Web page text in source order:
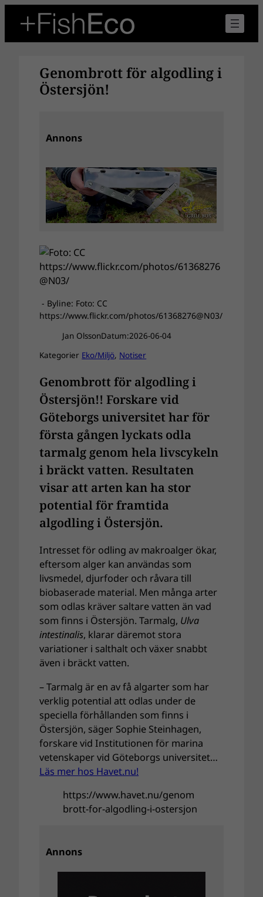
innehåll
Genombrott för algodling i
Östersjön!
Annons
- Byline: Foto: CC
https://www.flickr.com/photos/61368276@N03/
Jan OlssonDatum:2026-06-04
Kategorier Eko/Miljö, Notiser
Genombrott för algodling i
Östersjön!! Forskare vid
Göteborgs universitet har för
första gången lyckats odla
tarmalg genom hela livscykeln
i bräckt vatten. Resultaten
visar att arten kan ha stor
potential för framtida
algodling i Östersjön.
Intresset för odling av makroalger ökar,
eftersom alger kan användas som
livsmedel, djurfoder och råvara till
biobaserade material. Men många arter
som odlas kräver saltare vatten än vad
som finns i Östersjön. Tarmalg, Ulva
intestinalis, klarar däremot stora
variationer i salthalt och växer snabbt
även i bräckt vatten.
– Tarmalg är en av få algarter som har
verklig potential att odlas under de
speciella förhållanden som finns i
Östersjön, säger Sophie Steinhagen,
forskare vid Institutionen för marina
vetenskaper vid Göteborgs universitet…
Läs mer hos Havet.nu!
https://www.havet.nu/genom
brott-for-algodling-i-ostersjon
Annons